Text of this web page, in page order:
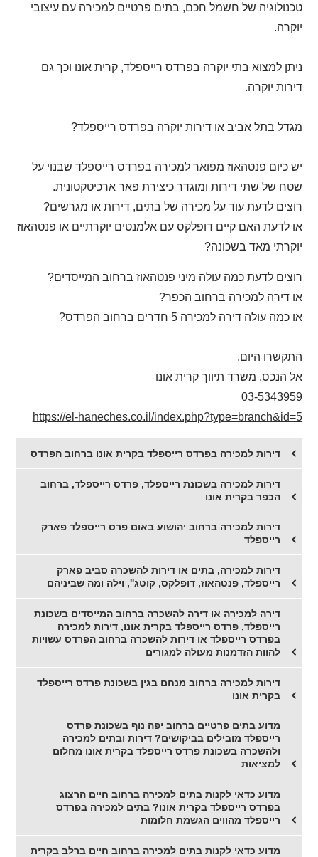
טכנולוגיה של חשמל חכם, בתים פרטיים למכירה עם עיצובי
יוקרה.
ניתן למצוא בתי יוקרה בפרדס רייספלד, קרית אונו וכך גם
דירות יוקרה.
מגדל בתל אביב או דירות יוקרה בפרדס רייספלד?
יש כיום פנטהאוז מפואר למכירה בפרדס רייספלד שבנוי על
שטח של שתי דירות ומוגדר כיצירת פאר ארכיטקטונית.
רוצים לדעת עוד על מכירה של בתים, דירות או מגרשים?
או לדעת האם קיים דופלקס עם אלמנטים יוקרתיים או פנטהאוז
יוקרתי מאד בשכונה?
רוצים לדעת כמה עולה מיני פנטהאוז ברחוב המייסדים?
או דירה למכירה ברחוב הכפר?
או כמה עולה דירה למכירה 5 חדרים ברחוב הפרדס?
התקשרו היום,
אל הנכס, משרד תיווך קרית אונו
03-5343959
https://el-haneches.co.il/index.php?type=branch&id=5
דירות למכירה בפרדס רייספלד בקרית אונו ברחוב הפרדס
דירות למכירה בשכונת רייספלד, פרדס רייספלד, ברחוב
הכפר בקרית אונו
דירות למכירה ברחוב יהושוע באום פרס רייספלד פארק
רייספלד
דירות למכירה, בתים או דירות להשכרה סביב פארק
רייספלד, פנטהאוז, דופלקס, קוטג'', וילה ומה שביניהם
דירה למכירה או דירה להשכרה ברחוב המייסדים בשכונת
רייספלד, פרדס רייספלד בקרית אונו, דירות למכירה
בפרדס רייספלד או דירות להשכרה ברחוב הפרדס עשויות
להוות הזדמנות מעולה למגורים
דירות למכירה ברחוב מנחם בגין בשכונת פרדס רייספלד
בקרית אונו
מדוע בתים פרטיים ברחוב יפה נוף בשכונת פרדס
רייספלד מובילים בביקושים? דירות ובתים למכירה
ולהשכרה בשכונת פרדס רייספלד בקרית אונו מחלום
למציאות
מדוע כדאי לקנות בתים למכירה ברחוב חיים הרצוג
בפרדס רייספלד בקרית אונו? בתים למכירה בפרדס
רייספלד מהווים הגשמת חלומות
מדוע כדאי לקנות בתים למכירה ברחוב חיים ברלב בקרית